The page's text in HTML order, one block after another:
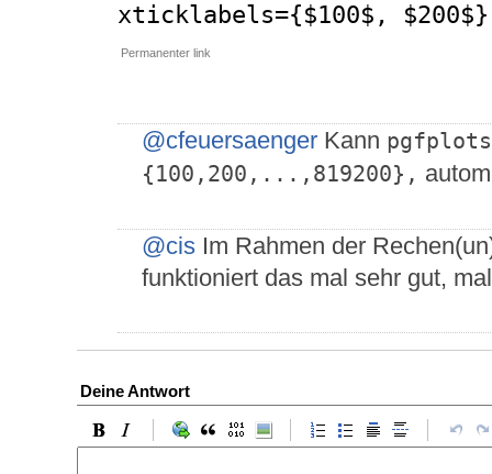
xticklabels={$100$, $200$}
Permanenter link
@cfeuersaenger Kann pgfplots
{100,200,...,819200},
@cis Im Rahmen der
funktioniert das mal sehr gut,
Deine Antwort